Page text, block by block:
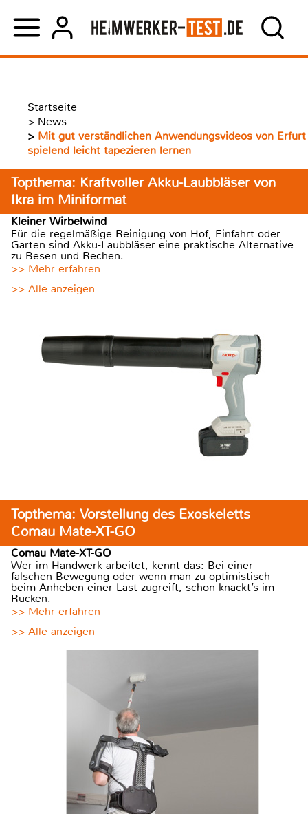
Startseite
> News
> Mit gut verständlichen Anwendungsvideos von Erfurt
spielend leicht tapezieren lernen
Topthema: Kraftvoller Akku-Laubbläser von
Ikra im Miniformat
Kleiner Wirbelwind
Für die regelmäßige Reinigung von Hof, Einfahrt oder
Garten sind Akku-Laubbläser eine praktische Alternative
zu Besen und Rechen.
>> Mehr erfahren
>> Alle anzeigen
Topthema: Vorstellung des Exoskeletts
Comau Mate-XT-GO
Comau Mate-XT-GO
Wer im Handwerk arbeitet, kennt das: Bei einer
falschen Bewegung oder wenn man zu optimistisch
beim Anheben einer Last zugreift, schon knackt’s im
Rücken.
>> Mehr erfahren
>> Alle anzeigen